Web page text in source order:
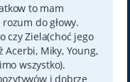
to mam
do głowy.
czy Ziela(choć jego
Acerbi, Miky, Young,
wszystko).
i dobrze